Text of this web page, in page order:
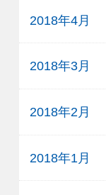
2018年4月
2018年3月
2018年2月
2018年1月